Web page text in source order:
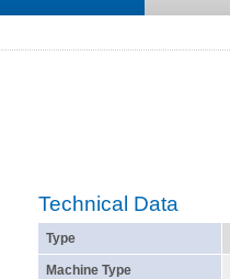
Technical Data
Type
Machine Type